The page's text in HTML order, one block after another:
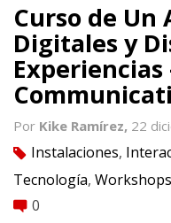
Curso de Un
Digitales y
Experiencias
Por Kike Ramírez, 22
tag Instalaciones,
Tecnología, Workshops
comment 0